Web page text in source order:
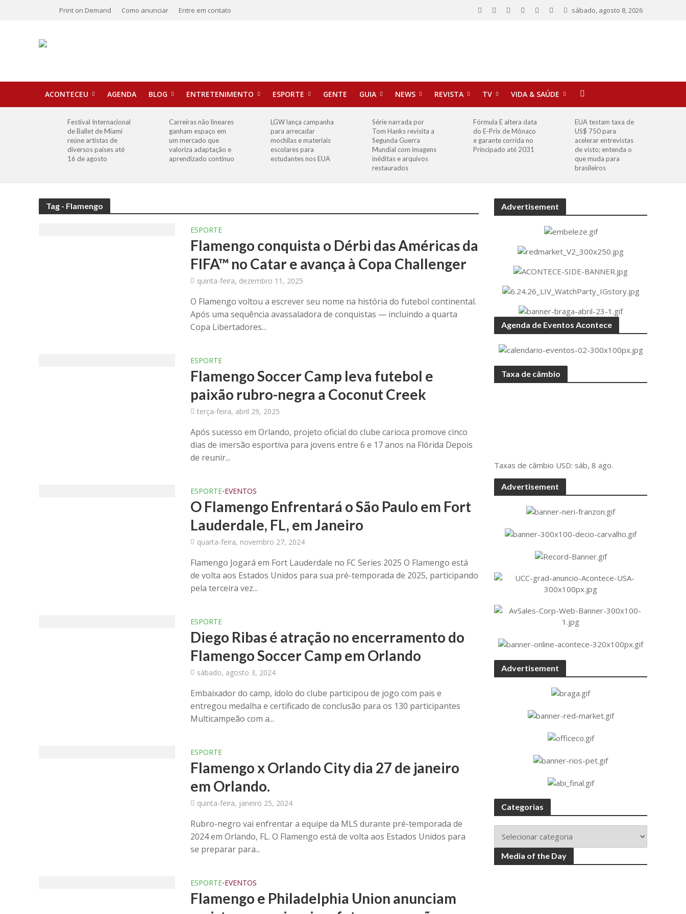
Print on Demand Como anunciar Entre em contato sábado, agosto 8, 2026
ACONTECEU AGENDA BLOG ENTRETENIMENTO ESPORTE GENTE GUIA NEWS REVISTA TV VIDA & SAÚDE
Festival Internacional
de Ballet de Miami
reúne artistas de
diversos países até
16 de agosto
Carreiras não lineares
ganham espaço em
um mercado que
valoriza adaptação e
aprendizado contínuo
LGW lança campanha
para arrecadar
mochilas e materiais
escolares para
estudantes nos EUA
Série narrada por
Tom Hanks revisita a
Segunda Guerra
Mundial com imagens
inéditas e arquivos
restaurados
Fórmula E altera data
do E-Prix de Mônaco
e garante corrida no
Principado até 2031
EUA testam taxa de
US$ 750 para
acelerar entrevistas
de visto; entenda o
que muda para
brasileiros
Tag - Flamengo
ESPORTE
Flamengo conquista o Dérbi das Américas da
FIFA™ no Catar e avança à Copa Challenger
quinta-feira, dezembro 11, 2025
O Flamengo voltou a escrever seu nome na história do futebol continental.
Após uma sequência avassaladora de conquistas — incluindo a quarta
Copa Libertadores...
ESPORTE
Flamengo Soccer Camp leva futebol e
paixão rubro-negra a Coconut Creek
terça-feira, abril 29, 2025
Após sucesso em Orlando, projeto oficial do clube carioca promove cinco
dias de imersão esportiva para jovens entre 6 e 17 anos na Flórida Depois
de reunir...
ESPORTE•EVENTOS
O Flamengo Enfrentará o São Paulo em Fort
Lauderdale, FL, em Janeiro
quarta-feira, novembro 27, 2024
Flamengo Jogará em Fort Lauderdale no FC Series 2025 O Flamengo está
de volta aos Estados Unidos para sua pré-temporada de 2025, participando
pela terceira vez...
ESPORTE
Diego Ribas é atração no encerramento do
Flamengo Soccer Camp em Orlando
sábado, agosto 3, 2024
Embaixador do camp, ídolo do clube participou de jogo com pais e
entregou medalha e certificado de conclusão para os 130 participantes
Multicampeão com a...
ESPORTE
Flamengo x Orlando City dia 27 de janeiro
em Orlando.
quinta-feira, janeiro 25, 2024
Rubro-negro vai enfrentar a equipe da MLS durante pré-temporada de
2024 em Orlando, FL. O Flamengo está de volta aos Estados Unidos para
se preparar para...
ESPORTE•EVENTOS
Flamengo e Philadelphia Union anunciam
Advertisement
Agenda de Eventos Acontece
Taxa de câmbio
Taxas de câmbio USD: sáb, 8 ago.
Advertisement
Advertisement
Categorias
Media of the Day